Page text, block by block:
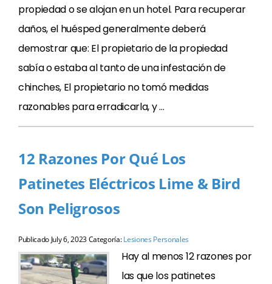
propiedad o se alojan en un hotel. Para recuperar
daños, el huésped generalmente deberá
demostrar que: El propietario de la propiedad
sabía o estaba al tanto de una infestación de
chinches, El propietario no tomó medidas
razonables para erradicarla, y …
12 Razones Por Qué Los
Patinetes Eléctricos Lime & Bird
Son Peligrosos
Publicado July 6, 2023Categoría:Lesiones Personales
Hay al menos 12 razones por
las que los patinetes